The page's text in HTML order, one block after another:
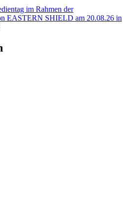
im Rahmen der
EASTERN SHIELD am 20.08.26 in